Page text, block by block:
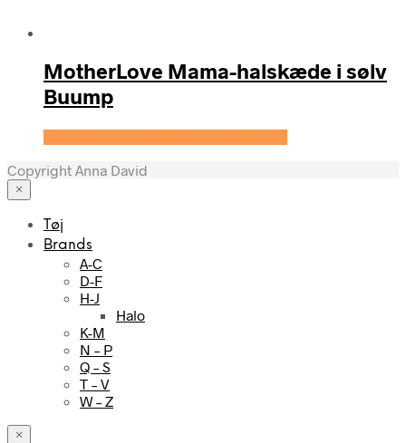
MotherLove Mama-halskæde i sølv
Buump
Copyright Anna David
×
Tøj
Brands
A-C
D-F
H-J
Halo
K-M
N – P
Q – S
T – V
W – Z
×